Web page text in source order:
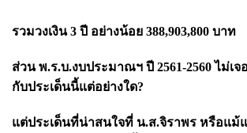
รวมวงเงิน 3 ปี อย่างน้อย 388,903,800 บาท
ส่วน พ.ร.บ.งบประมาณฯ ปี 2561-2560 ไม่เจ
กับประเด็นนี้แต่อย่างใด?
แต่ประเด็นที่น่าสนใจที่ น.ส.จิราพร หรือแม้